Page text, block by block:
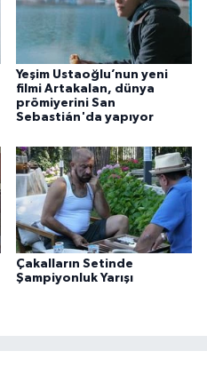
Yeşim Ustaoğlu’nun yeni
filmi Artakalan, dünya
prömiyerini San
Sebastián'da yapıyor
Çakalların Setinde
Şampiyonluk Yarışı